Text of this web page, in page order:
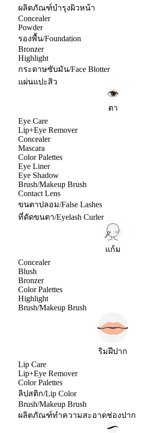
ผลิตภัณฑ์บำรุงผิวหน้า
Concealer
Powder
รองพื้น/Foundation
Bronzer
Highlight
กระดาษซับมัน/Face Blotter
แผ่นแปะสิว
ตา
Eye Care
Lip+Eye Remover
Concealer
Mascara
Color Palettes
Eye Liner
Eye Shadow
Brush/Makeup Brush
Contact Lens
ขนตาปลอม/False Lashes
ที่ดัดขนตา/Eyelash Curler
แก้ม
Concealer
Blush
Bronzer
Color Palettes
Highlight
Brush/Makeup Brush
ริมฝีปาก
Lip Care
Lip+Eye Remover
Color Palettes
ลิปสติก/Lip Color
Brush/Makeup Brush
ผลิตภัณฑ์ทำความสะอาดช่องปาก